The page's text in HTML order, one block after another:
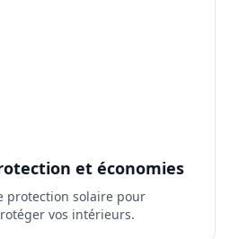
et économies
protection solaire pour
vos intérieurs.